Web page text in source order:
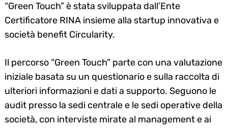
“Green Touch” è stata sviluppata dall’Ente
Certificatore RINA insieme alla startup innovativa e
società benefit Circularity.
Il percorso “Green Touch” parte con una valutazione
iniziale basata su un questionario e sulla raccolta di
ulteriori informazioni e dati a supporto. Seguono le
audit presso la sedi centrale e le sedi operative della
società, con interviste mirate al management e ai